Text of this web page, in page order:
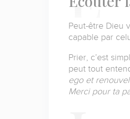
Peut-être Dieu
capable par
Prier, c’est
peut tout
ego et
Merci pour ta